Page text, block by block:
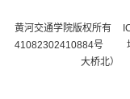
黄河交通学院版权所有
41082302410884号
地
大桥北）